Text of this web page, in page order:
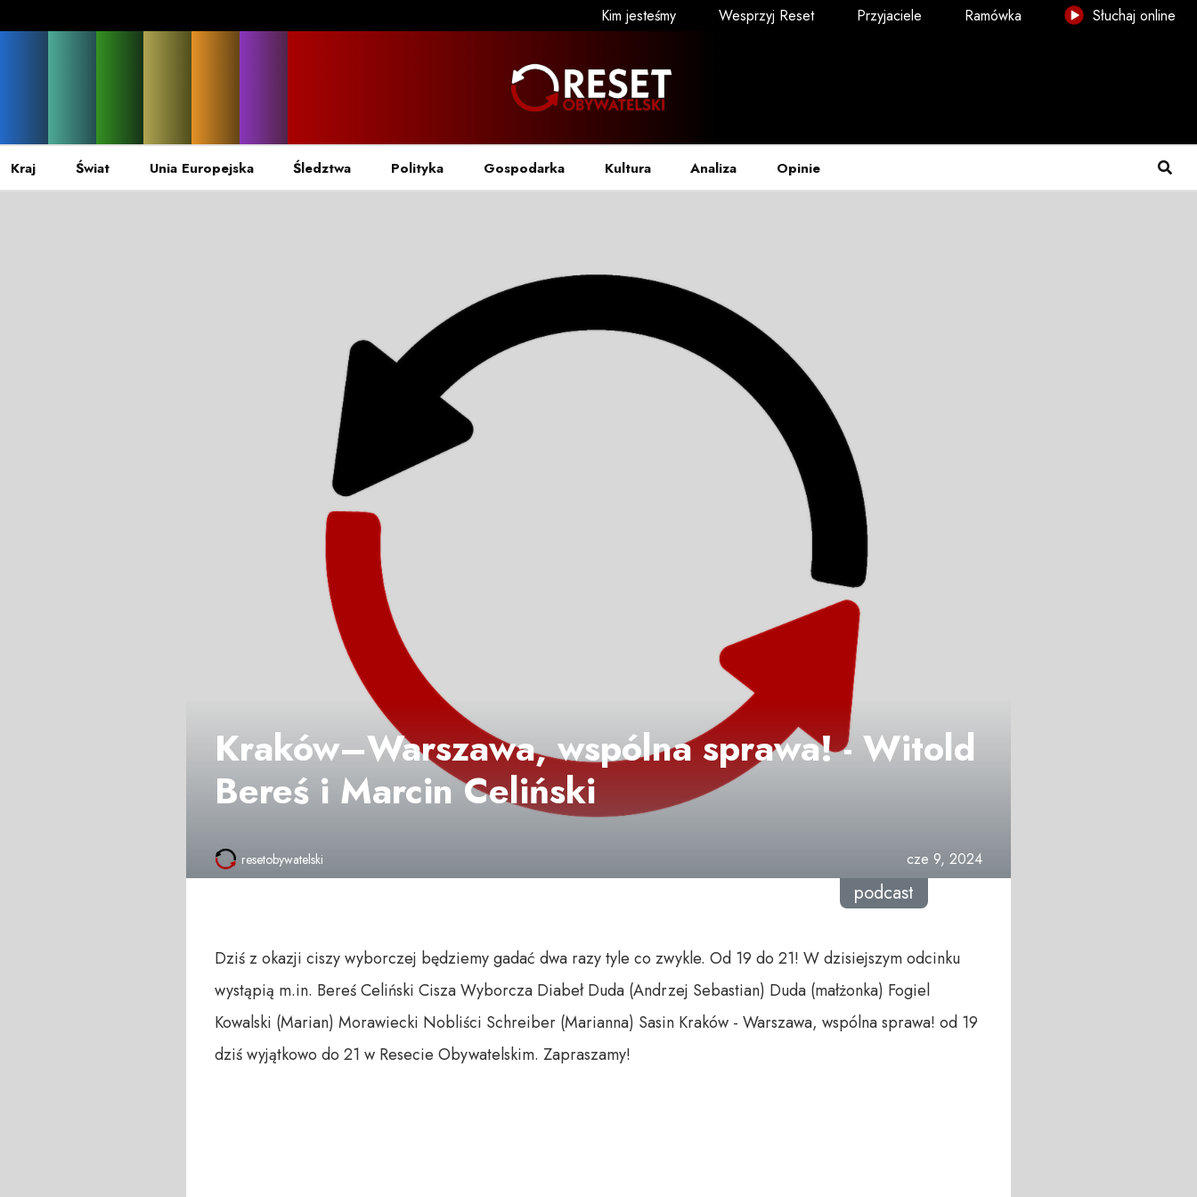
Kim jesteśmy Wesprzyj Reset Przyjaciele Ramówka Słuchaj online
Kraj Świat Unia Europejska Śledztwa Polityka Gospodarka Kultura Analiza Opinie
Kraków–Warszawa, wspólna sprawa! - Witold
Bereś i Marcin Celiński
resetobywatelski cze 9, 2024
podcast
Dziś z okazji ciszy wyborczej będziemy gadać dwa razy tyle co zwykle. Od 19 do 21! W dzisiejszym odcinku
wystąpią m.in. Bereś Celiński Cisza Wyborcza Diabeł Duda (Andrzej Sebastian) Duda (małżonka) Fogiel
Kowalski (Marian) Morawiecki Nobliści Schreiber (Marianna) Sasin Kraków - Warszawa, wspólna sprawa! od 19
dziś wyjątkowo do 21 w Resecie Obywatelskim. Zapraszamy!